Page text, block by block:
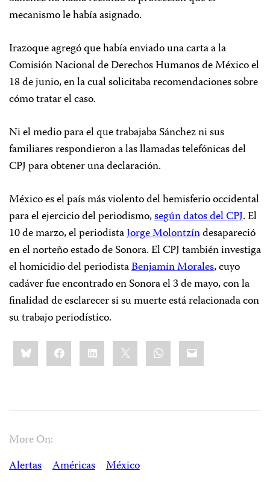
mecanismo le había asignado.
Irazoque agregó que había enviado una carta a la
Comisión Nacional de Derechos Humanos de México el
18 de junio, en la cual solicitaba recomendaciones sobre
cómo tratar el caso.
Ni el medio para el que trabajaba Sánchez ni sus
familiares respondieron a las llamadas telefónicas del
CPJ para obtener una declaración.
México es el país más violento del hemisferio occidental
para el ejercicio del periodismo,según datos del CPJ. El
10 de marzo, el periodistaJorge Molontzíndesapareció
en el norteño estado de Sonora. El CPJ también investiga
el homicidio del periodistaBenjamín Morales, cuyo
cadáver fue encontrado en Sonora el 3 de mayo, con la
finalidad de esclarecer si su muerte está relacionada con
su trabajo periodístico.
Share
this:BlueskyFacebookLinkedIn WhatsApp
Email
More On:
Alertas
Américas
México